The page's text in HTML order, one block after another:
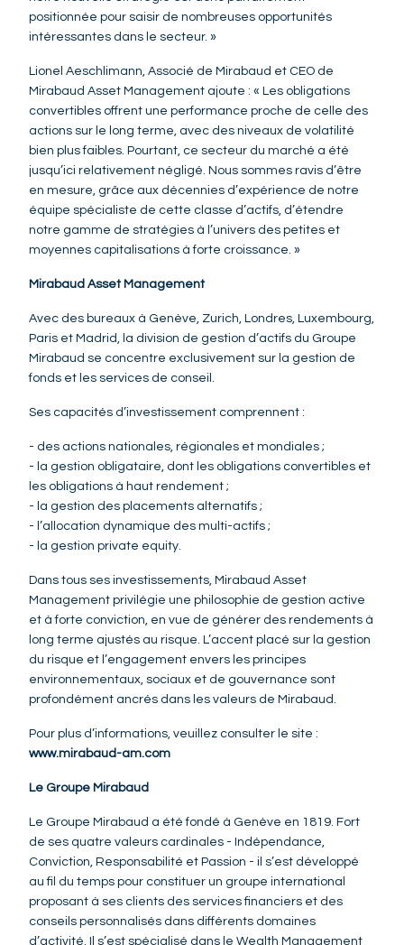
positionnée pour saisir de nombreuses opportunités
intéressantes dans le secteur. »
Lionel Aeschlimann, Associé de Mirabaud et CEO de
Mirabaud Asset Management ajoute : « Les obligations
convertibles offrent une performance proche de celle des
actions sur le long terme, avec des niveaux de volatilité
bien plus faibles. Pourtant, ce secteur du marché a été
jusqu’ici relativement négligé. Nous sommes ravis d’être
en mesure, grâce aux décennies d’expérience de notre
équipe spécialiste de cette classe d’actifs, d’étendre
notre gamme de stratégies à l’univers des petites et
moyennes capitalisations à forte croissance. »
Mirabaud Asset Management
Avec des bureaux à Genève, Zurich, Londres, Luxembourg,
Paris et Madrid, la division de gestion d’actifs du Groupe
Mirabaud se concentre exclusivement sur la gestion de
fonds et les services de conseil.
Ses capacités d’investissement comprennent :
- des actions nationales, régionales et mondiales ;
- la gestion obligataire, dont les obligations convertibles et
les obligations à haut rendement ;
- la gestion des placements alternatifs ;
- l’allocation dynamique des multi-actifs ;
- la gestion private equity.
Dans tous ses investissements, Mirabaud Asset
Management privilégie une philosophie de gestion active
et à forte conviction, en vue de générer des rendements à
long terme ajustés au risque. L’accent placé sur la gestion
du risque et l’engagement envers les principes
environnementaux, sociaux et de gouvernance sont
profondément ancrés dans les valeurs de Mirabaud.
Pour plus d’informations, veuillez consulter le site :
www.mirabaud-am.com
Le Groupe Mirabaud
Le Groupe Mirabaud a été fondé à Genève en 1819. Fort
de ses quatre valeurs cardinales - Indépendance,
Conviction, Responsabilité et Passion - il s’est développé
au fil du temps pour constituer un groupe international
proposant à ses clients des services financiers et des
conseils personnalisés dans différents domaines
d’activité. Il s’est spécialisé dans le Wealth Management